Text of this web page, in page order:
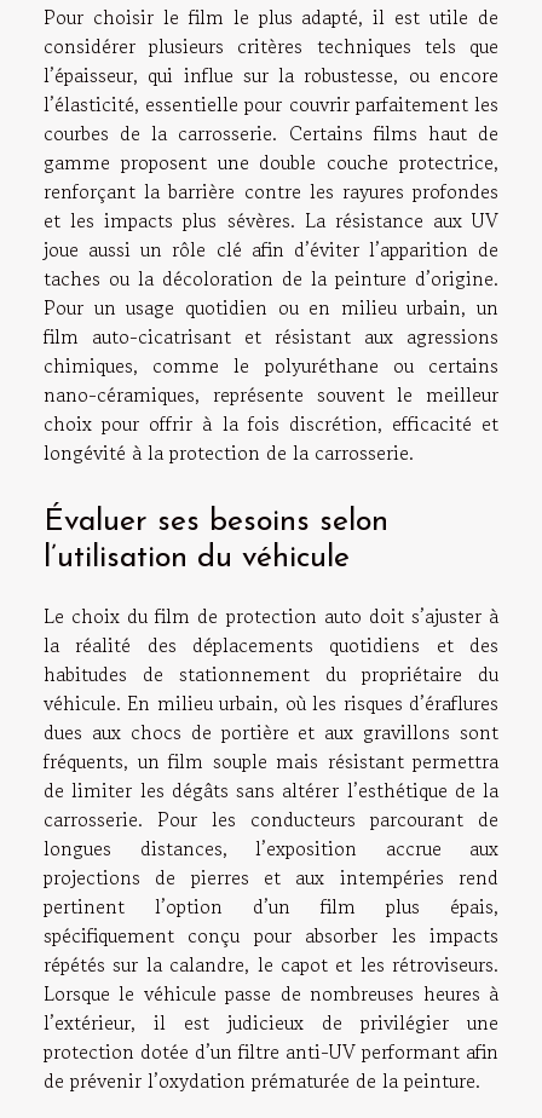
Pour choisir le film le plus adapté, il est utile de
considérer plusieurs critères techniques tels que
l’épaisseur, qui influe sur la robustesse, ou encore
l’élasticité, essentielle pour couvrir parfaitement les
courbes de la carrosserie. Certains films haut de
gamme proposent une double couche protectrice,
renforçant la barrière contre les rayures profondes
et les impacts plus sévères. La résistance aux UV
joue aussi un rôle clé afin d’éviter l’apparition de
taches ou la décoloration de la peinture d’origine.
Pour un usage quotidien ou en milieu urbain, un
film auto-cicatrisant et résistant aux agressions
chimiques, comme le polyuréthane ou certains
nano-céramiques, représente souvent le meilleur
choix pour offrir à la fois discrétion, efficacité et
longévité à la protection de la carrosserie.
Évaluer ses besoins selon
l’utilisation du véhicule
Le choix du film de protection auto doit s’ajuster à
la réalité des déplacements quotidiens et des
habitudes de stationnement du propriétaire du
véhicule. En milieu urbain, où les risques d’éraflures
dues aux chocs de portière et aux gravillons sont
fréquents, un film souple mais résistant permettra
de limiter les dégâts sans altérer l’esthétique de la
carrosserie. Pour les conducteurs parcourant de
longues distances, l’exposition accrue aux
projections de pierres et aux intempéries rend
pertinent l’option d’un film plus épais,
spécifiquement conçu pour absorber les impacts
répétés sur la calandre, le capot et les rétroviseurs.
Lorsque le véhicule passe de nombreuses heures à
l’extérieur, il est judicieux de privilégier une
protection dotée d’un filtre anti-UV performant afin
de prévenir l’oxydation prématurée de la peinture.